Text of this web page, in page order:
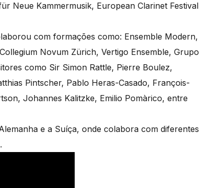
Neue Kammermusik, European Clarinet Festival
com formações como: Ensemble Modern,
Novum Zürich, Vertigo Ensemble, Grupo
como Sir Simon Rattle, Pierre Boulez,
Pintscher, Pablo Heras-Casado, François-
Johannes Kalitzke, Emilio Pomàrico, entre
e a Suíça, onde colabora com diferentes